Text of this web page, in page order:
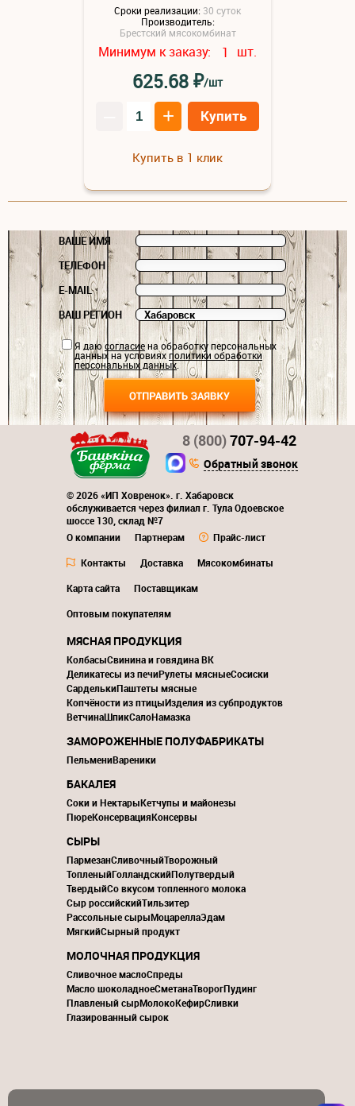
Сроки реализации: 30 суток
Производитель:
Брестский мясокомбинат
Минимум к заказу: 1 шт.
625.68₽/шт
+ Купить
Купить в 1 клик
ВАШЕ ИМЯ
ТЕЛЕФОН
E-MAIL
ВАШ РЕГИОН
Я даюсогласиена обработку персональных
данных на условияхполитики обработки
персональных данных.
© 2026 «ИП Ховренок». г. Хабаровск
обслуживается через филиал г. Тула Одоевское
шоссе 130, склад №7
О компании
Партнерам
Прайс-лист
Контакты
Доставка
Мясокомбинаты
Карта сайта
Поставщикам
Оптовым покупателям
8 (800)707-94-42
Обратный звонок
МЯСНАЯ ПРОДУКЦИЯ
КолбасыСвинина и говядина ВК
Деликатесы из печиРулеты мясныеСосиски
СарделькиПаштеты мясные
Копчёности из птицыИзделия из субпродуктов
ВетчинаШпикСалоНамазка
ЗАМОРОЖЕННЫЕ ПОЛУФАБРИКАТЫ
ПельмениВареники
БАКАЛЕЯ
Соки и НектарыКетчупы и майонезы
ПюреКонсервацияКонсервы
СЫРЫ
ПармезанСливочныйТворожный
ТопленыйГолландскийПолутвердый
ТвердыйСо вкусом топленного молока
Сыр российскийТильзитер
Рассольные сырыМоцареллаЭдам
МягкийСырный продукт
МОЛОЧНАЯ ПРОДУКЦИЯ
Сливочное маслоСпреды
Масло шоколадноеСметанаТворогПудинг
Плавленый сырМолокоКефирСливки
Глазированный сырок